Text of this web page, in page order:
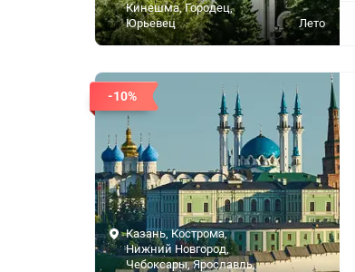
Кинешма, Городец,
Юрьевец
Лето
-10%
Казань, Кострома,
Нижний Новгород,
Чебоксары, Ярославль,